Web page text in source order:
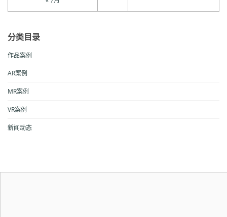
分类目录
作品案例
AR案例
MR案例
VR案例
新闻动态